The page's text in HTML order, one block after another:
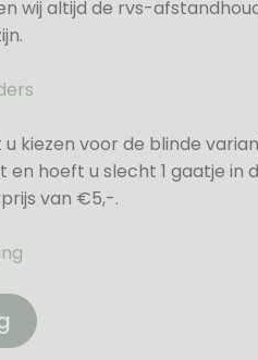
wij altijd de rvs-
kiezen voor de blinde
hoeft u slecht 1 gaatje in
van €5,-.